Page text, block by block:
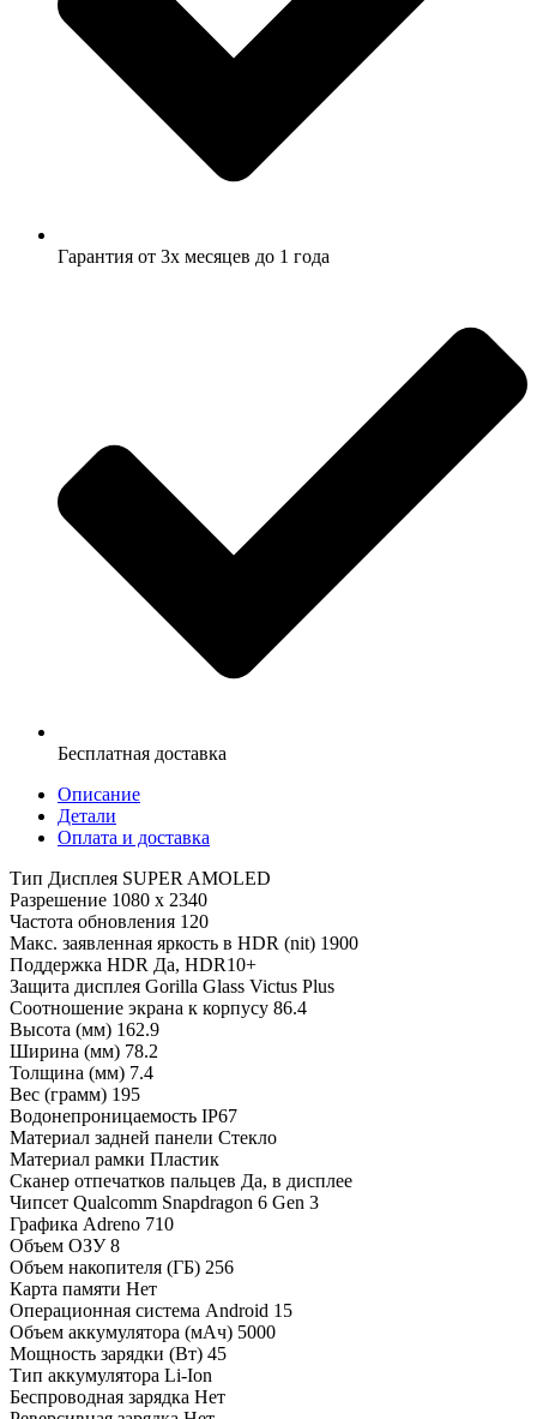
Гарантия от 3х месяцев до 1 года
Бесплатная доставка
Описание
Детали
Оплата и доставка
Тип Дисплея SUPER AMOLED
Разрешение 1080 x 2340
Частота обновления 120
Макс. заявленная яркость в HDR (nit) 1900
Поддержка HDR Да, HDR10+
Защита дисплея Gorilla Glass Victus Plus
Соотношение экрана к корпусу 86.4
Высота (мм) 162.9
Ширина (мм) 78.2
Толщина (мм) 7.4
Вес (грамм) 195
Водонепроницаемость IP67
Материал задней панели Стекло
Материал рамки Пластик
Сканер отпечатков пальцев Да, в дисплее
Чипсет Qualcomm Snapdragon 6 Gen 3
Графика Adreno 710
Объем ОЗУ 8
Объем накопителя (ГБ) 256
Карта памяти Нет
Операционная система Android 15
Объем аккумулятора (мАч) 5000
Мощность зарядки (Вт) 45
Тип аккумулятора Li-Ion
Беспроводная зарядка Нет